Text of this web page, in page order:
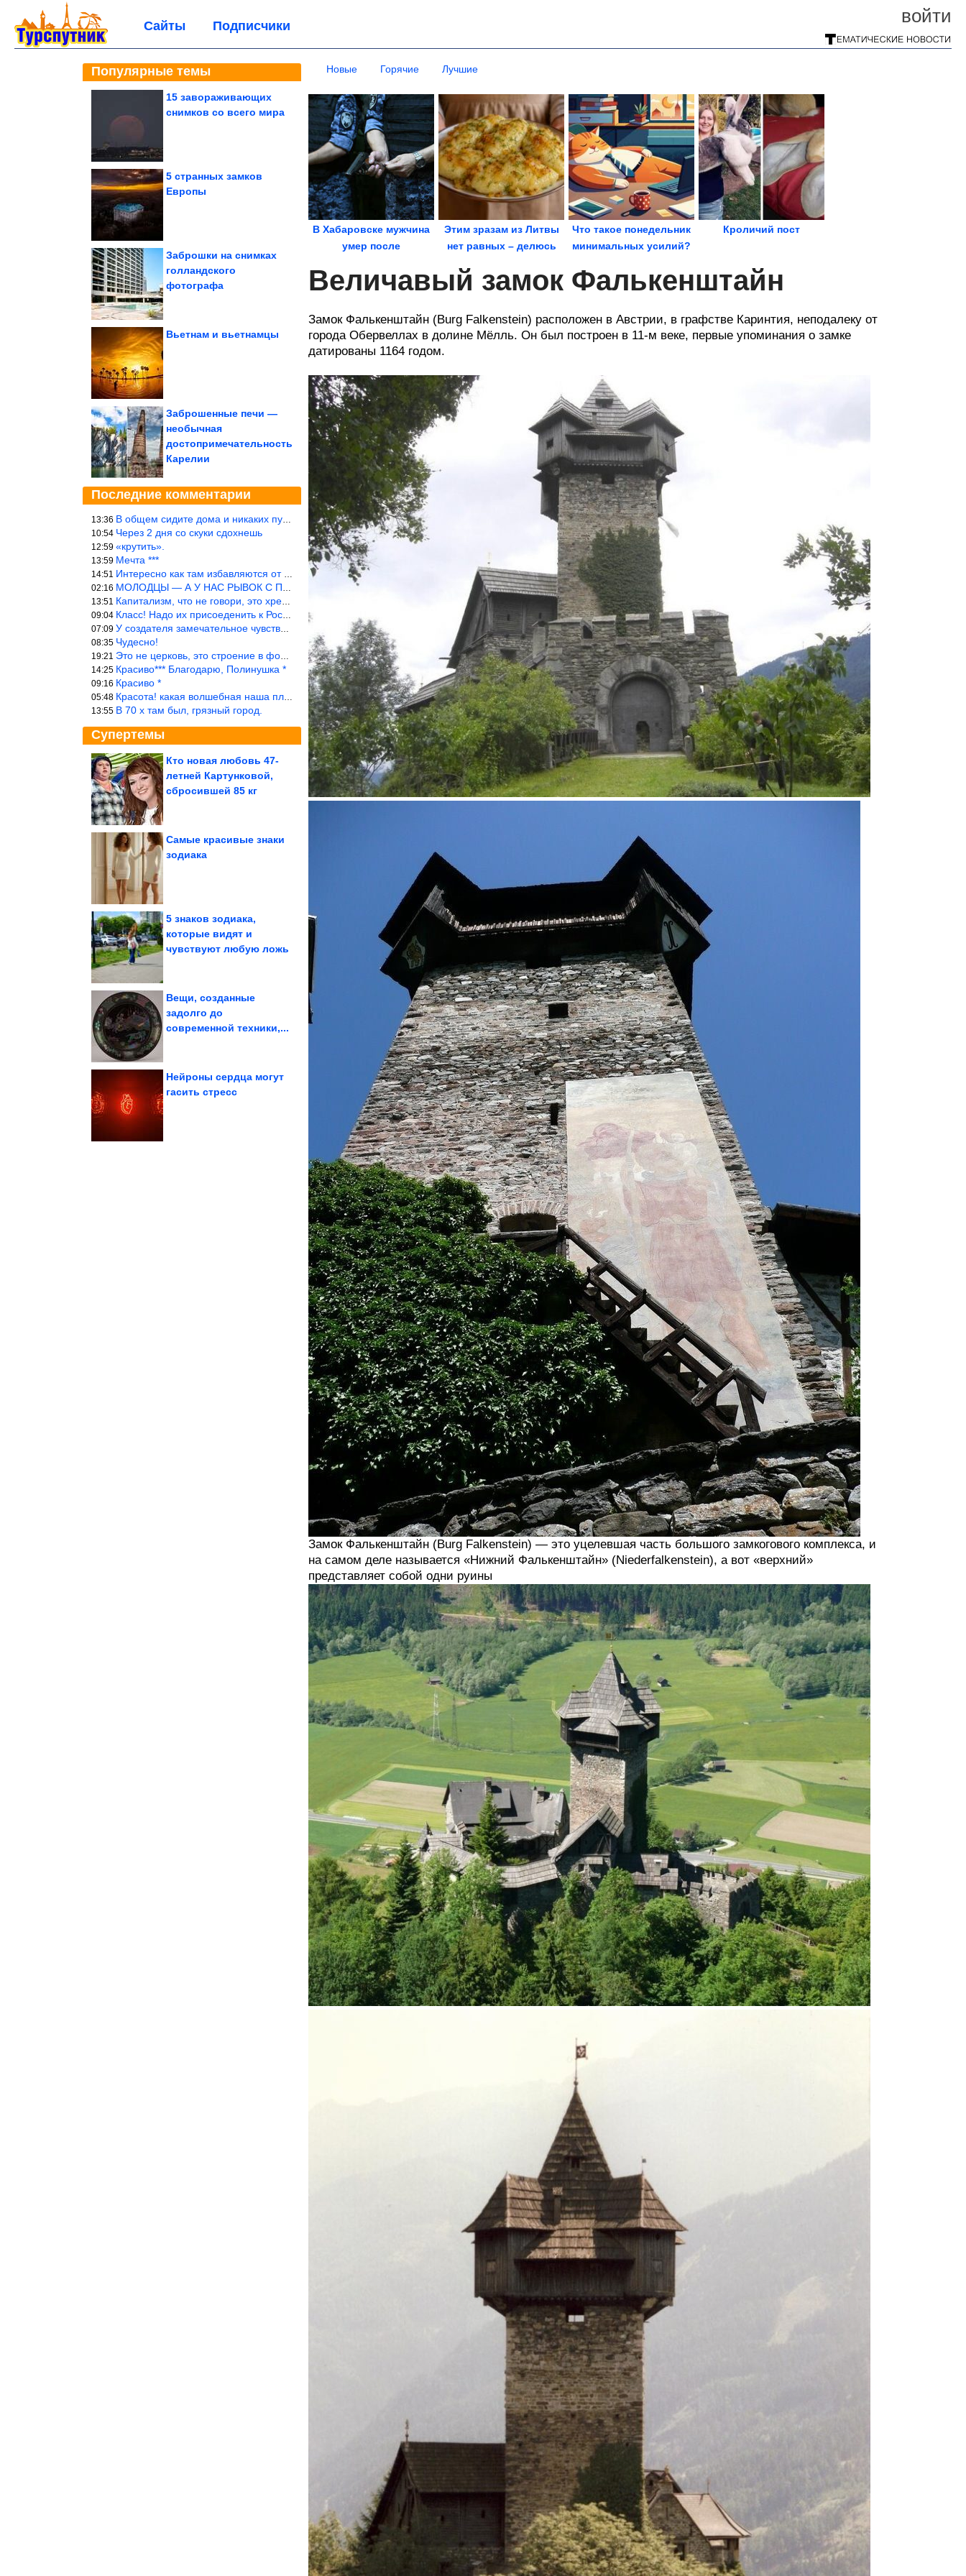
войти
Сайты Подписчики
Популярные темы
15 завораживающих
снимков со всего мира
5 странных замков
Европы
Заброшки на снимках
голландского
фотографа
Вьетнам и вьетнамцы
Заброшенные печи —
необычная
достопримечательность
Карелии
Последние комментарии
13:36 В общем сидите дома и никаких путешествий А самая грязная в от
10:54 Через 2 дня со скуки сдохнешь
12:59 «крутить».
13:59 Мечта ***
14:51 Интересно как там избавляются от физиологических и прочих отходо
02:16 МОЛОДЦЫ — А У НАС РЫВОК С ПРОРЫВОМ В ТРУБУ
13:51 Капитализм, что не говори, это хреново (((
09:04 Класс! Надо их присоеденить к России!
07:09 У создателя замечательное чувство юмора! ))
08:35 Чудесно!
19:21 Это не церковь, это строение в форме церкви.
14:25 Красиво*** Благодарю, Полинушка *
09:16 Красиво *
05:48 Красота! какая волшебная наша планета!… еще-бы, мы понимали это…
13:55 В 70 х там был, грязный город.
Супертемы
Кто новая любовь 47-
летней Картунковой,
сбросившей 85 кг
Когда кабачки вкуснее
которые...
Самые красивые знаки
зодиака
5 знаков зодиака,
которые видят и
чувствуют любую ложь
Вещи, созданные
задолго до
современной техники,...
Позитив с животными
Нейроны сердца могут
гасить стресс
Почему массовая
Новые Горячие Лучшие
В Хабаровске мужчина
умер после
Этим зразам из Литвы
нет равных – делюсь
Что такое понедельник
минимальных усилий?
Кроличий пост
Величавый замок Фалькенштайн
Замок Фалькенштайн (Burg Falkenstein) расположен в Австрии, в графстве Каринтия, неподалеку от
города Обервеллах в долине Мёлль. Он был построен в 11-м веке, первые упоминания о замке
датированы 1164 годом.
Замок Фалькенштайн (Burg Falkenstein) — это уцелевшая часть большого замкогового комплекса, и
на самом деле называется «Нижний Фалькенштайн» (Niederfalkenstein), а вот «верхний»
представляет собой одни руины